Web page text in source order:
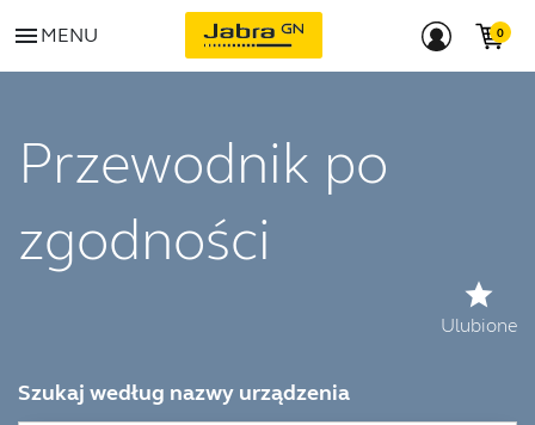
menu MENU
Przewodnik po
zgodności
star
Ulubione
Szukaj według nazwy urządzenia